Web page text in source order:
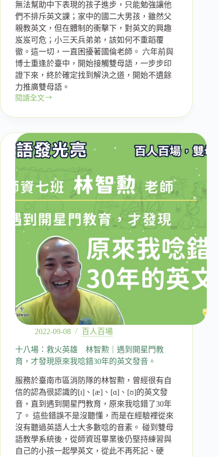
無法幫助中下表現的孩子進步，只能勉強讓他
們不排斥英文課；家中的國二大男孩，雖然父
親教英文，但在體制的衝擊下，對英文的興趣
岌岌可危；小三天兵弟弟，該如何不重蹈覆
徹。這一切，一直困擾著國倫老師。 六年前與
博士重逢於臺中，開始接觸雙母語，一步步印
證下來，終於確定找到解決之道，開始不遺餘
力推廣雙母語。
閱讀全文
十
英
文
高
黃
國
老
師
著
雙
重
新
進
親
子
教
育
與
體
制
2022-09-08 百人百場
十八場：救火英雄 林智勲｜遇到開星門教
育，才發現原來我唸錯30年的英文發音。
服務於臺南市區消防隊的林智勲，曾經很有自
信的認為很認識的[ɪ]、[æ]、[ɑ]、[ʊ]的英文發
音，直到遇到開星門教育，原來我唸錯了30年
了。 這些錯誤不是沒聽懂，而是在經驗裡從來
沒有聽過英語人士大多數唸的音素。 碰到雙母
語教學系統後，從師資班畢業後仍堅持練習與
自己的小孩一起學英文，從此不再死記、硬